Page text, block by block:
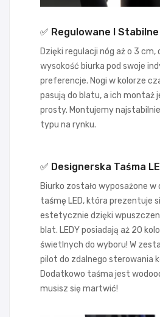
✅ Regulowane I
Dzięki regulacji nóg aż o 3
wysokość biurka pod swoje
preferencje. Nogi w kolorze
pasują do blatu, a ich montaż
prosty. Montujemy
typu na rynku.
✅ Designerska Taśma
Biurko zostało wyposażone w
taśmę LED, która prezentuje
estetycznie dzięki
blat. LEDY posiadają aż 20
świetlnych do wyboru! W
pilot do zdalnego sterowania
Dodatkowo taśma jest
musisz się martwić!